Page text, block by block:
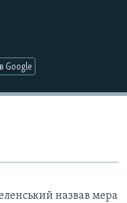
Google
назвав мера